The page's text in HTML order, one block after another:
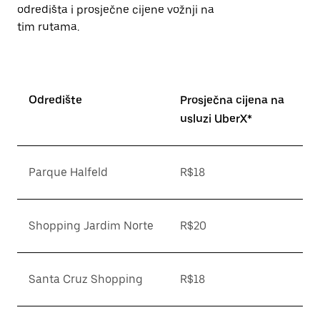
odredišta i prosječne cijene vožnji na
tim rutama.
Odredište
Prosječna cijena na
usluzi UberX*
Parque Halfeld R$18
Shopping Jardim Norte R$20
Santa Cruz Shopping R$18